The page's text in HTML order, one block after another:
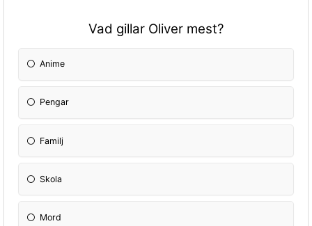
Vad gillar Oliver mest?
Anime
Pengar
Familj
Skola
Mord